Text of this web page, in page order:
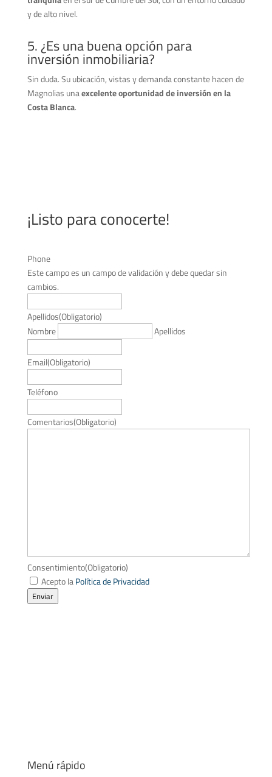
y de alto nivel.
5. ¿Es una buena opción para
inversión inmobiliaria?
Sin duda. Su ubicación, vistas y demanda constante hacen de
Magnolias unaexcelente oportunidad de inversión en la
Costa Blanca.
¡Listo para conocerte!
Phone
Este campo es un campo de validación y debe quedar sin
cambios.
Apellidos(Obligatorio)
Nombre
Apellidos
Email(Obligatorio)
Teléfono
Comentarios(Obligatorio)
Consentimiento(Obligatorio)
Acepto laPolítica de Privacidad
Enviar
Menú rápido